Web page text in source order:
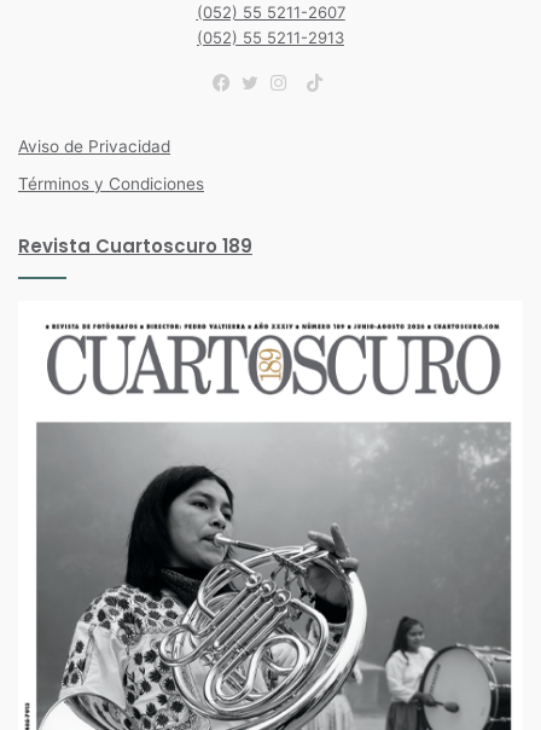
(052) 55 5211-2607
(052) 55 5211-2913
TikTok
Aviso de Privacidad
Términos y Condiciones
Revista Cuartoscuro 189